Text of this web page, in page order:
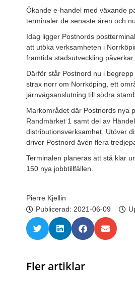
Ökande e-handel med växande
terminaler de senaste åren och
Idag ligger Postnords
att utöka verksamheten i
framtida stadsutveckling
Därför står Postnord nu i
strax norr om Norrköping, ett
järnvägsanslutning till södra
Markområdet där Postnords nya
Randmärket 1 samt del av
distributionsverksamhet. Utöver
driver Postnord även flera
Terminalen planeras att stå klar
150 nya jobbtillfällen.
Pierre Kjellin
Publicerad: 2021-06-09
Fler artiklar